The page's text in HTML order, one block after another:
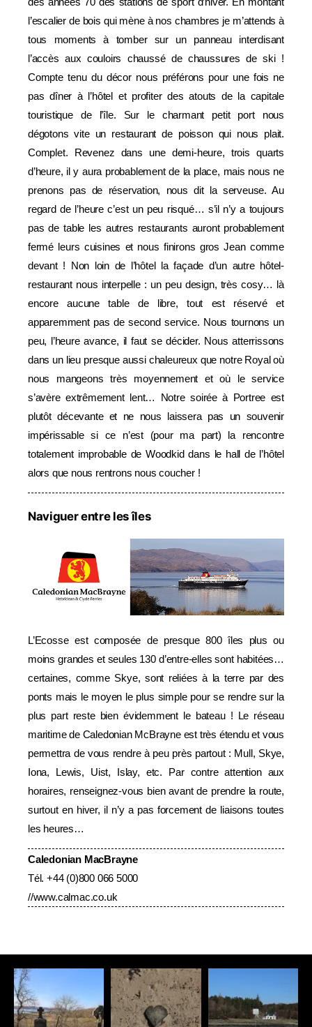
l’escalier de bois qui mène à nos chambres je m’attends à
tous moments à tomber sur un panneau interdisant
l’accès aux couloirs chaussé de chaussures de ski !
Compte tenu du décor nous préférons pour une fois ne
pas dîner à l’hôtel et profiter des atouts de la capitale
touristique de l’île. Sur le charmant petit port nous
dégotons vite un restaurant de poisson qui nous plait.
Complet. Revenez dans une demi-heure, trois quarts
d’heure, il y aura probablement de la place, mais nous ne
prenons pas de réservation, nous dit la serveuse. Au
regard de l’heure c’est un peu risqué… s’il n’y a toujours
pas de table les autres restaurants auront probablement
fermé leurs cuisines et nous finirons gros Jean comme
devant ! Non loin de l’hôtel la façade d’un autre hôtel-
restaurant nous interpelle : un peu design, très cosy… là
encore aucune table de libre, tout est réservé et
apparemment pas de second service. Nous tournons un
peu, l’heure avance, il faut se décider. Nous atterrissons
dans un lieu presque aussi chaleureux que notre Royal où
nous mangeons très moyennement et où le service
s’avère extrêmement lent… Notre soirée à Portree est
plutôt décevante et ne nous laissera pas un souvenir
impérissable si ce n’est (pour ma part) la rencontre
totalement improbable de Woodkid dans le hall de l’hôtel
alors que nous rentrons nous coucher !
Naviguer entre les îles
L’Ecosse est composée de presque 800 îles plus ou
moins grandes et seules 130 d’entre-elles sont habitées…
certaines, comme Skye, sont reliées à la terre par des
ponts mais le moyen le plus simple pour se rendre sur la
plus part reste bien évidemment le bateau ! Le réseau
maritime de Caledonian McBrayne est très étendu et vous
permettra de vous rendre à peu près partout : Mull, Skye,
Iona, Lewis, Uist, Islay, etc. Par contre attention aux
horaires, renseignez-vous bien avant de prendre la route,
surtout en hiver, il n’y a pas forcement de liaisons toutes
les heures…
Caledonian MacBrayne
Tél. +44 (0)800 066 5000
//www.calmac.co.uk